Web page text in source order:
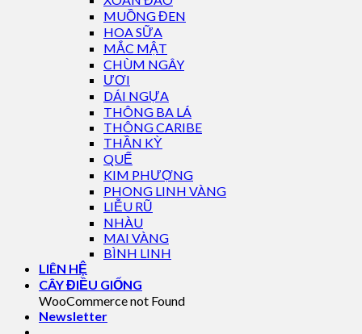
MUỒNG ĐEN
HOA SỮA
MẮC MẬT
CHÙM NGÂY
ƯƠI
DÁI NGỰA
THÔNG BA LÁ
THÔNG CARIBE
THẦN KỲ
QUẾ
KIM PHƯỢNG
PHONG LINH VÀNG
LIỄU RŨ
NHÀU
MAI VÀNG
BÌNH LINH
LIÊN HỆ
CÂY ĐIỀU GIỐNG
WooCommerce not Found
Newsletter